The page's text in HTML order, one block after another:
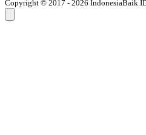
Copyright © 2017 - 2026